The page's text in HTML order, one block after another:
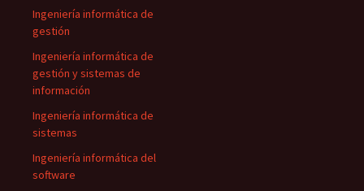
Ingeniería informática de
gestión
Ingeniería informática de
gestión y sistemas de
información
Ingeniería informática de
sistemas
Ingeniería informática del
software